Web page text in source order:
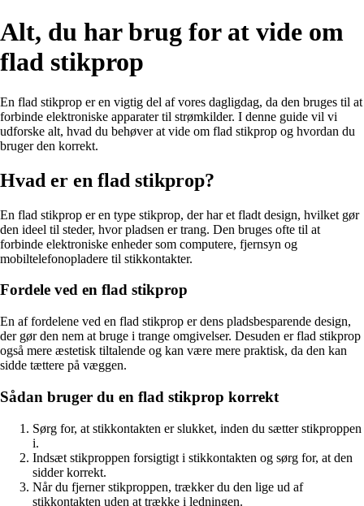
Alt, du har brug for at vide om
flad stikprop
En flad stikprop er en vigtig del af vores dagligdag, da den bruges til at
forbinde elektroniske apparater til strømkilder. I denne guide vil vi
udforske alt, hvad du behøver at vide om flad stikprop og hvordan du
bruger den korrekt.
Hvad er en flad stikprop?
En flad stikprop er en type stikprop, der har et fladt design, hvilket gør
den ideel til steder, hvor pladsen er trang. Den bruges ofte til at
forbinde elektroniske enheder som computere, fjernsyn og
mobiltelefonopladere til stikkontakter.
Fordele ved en flad stikprop
En af fordelene ved en flad stikprop er dens pladsbesparende design,
der gør den nem at bruge i trange omgivelser. Desuden er flad stikprop
også mere æstetisk tiltalende og kan være mere praktisk, da den kan
sidde tættere på væggen.
Sådan bruger du en flad stikprop korrekt
Sørg for, at stikkontakten er slukket, inden du sætter stikproppen
i.
Indsæt stikproppen forsigtigt i stikkontakten og sørg for, at den
sidder korrekt.
Når du fjerner stikproppen, trækker du den lige ud af
stikkontakten uden at trække i ledningen.